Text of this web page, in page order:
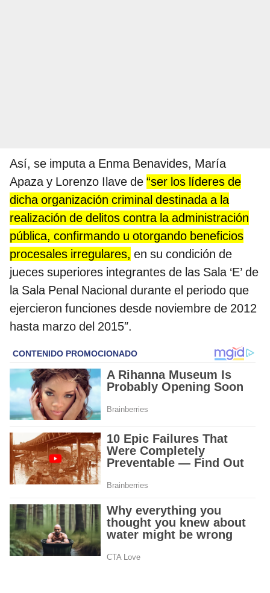
Así, se imputa a Enma Benavides, María
Apaza y Lorenzo Ilave de “ser los líderes de
dicha organización criminal destinada a la
realización de delitos contra la administración
pública, confirmando u otorgando beneficios
procesales irregulares, en su condición de
jueces superiores integrantes de las Sala ‘E’ de
la Sala Penal Nacional durante el periodo que
ejercieron funciones desde noviembre de 2012
hasta marzo del 2015″.